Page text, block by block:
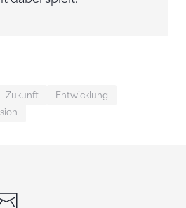
Zukunft
Entwicklung